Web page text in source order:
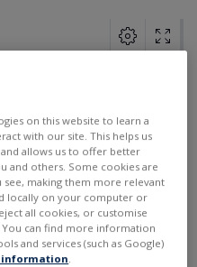
on this website to learn a
with our site. This helps us
allows us to offer better
and others. Some cookies are
see, making them more relevant
locally on your computer or
all cookies, or customise
You can find more information
and services (such as Google)
information.